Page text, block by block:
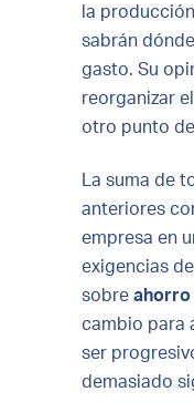
la
sabrán
gasto. Su
reorganizar
otro punto
La suma de
anteriores
empresa en
exigencias
sobre ahorro
cambio para
ser
demasiado